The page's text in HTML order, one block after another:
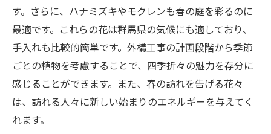
す。さらに、ハナミズキやモクレンも春の庭を彩るのに
最適です。これらの花は群馬県の気候にも適しており、
手入れも比較的簡単です。外構工事の計画段階から季節
ごとの植物を考慮することで、四季折々の魅力を存分に
感じることができます。また、春の訪れを告げる花々
は、訪れる人々に新しい始まりのエネルギーを与えてく
れます。